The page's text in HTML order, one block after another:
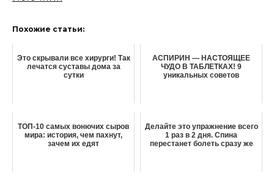
Похожие статьи:
Это скрывали все хирурги! Так
лечатся суставы дома за
сутки
АСПИРИН — НАСТОЯЩЕЕ
ЧУДО В ТАБЛЕТКАХ! 9
уникальных советов
ТОП-10 самых вонючих сыров
мира: история, чем пахнут,
зачем их едят
Делайте это упражнение всего
1 раз в 2 дня. Спина
перестанет болеть сразу же